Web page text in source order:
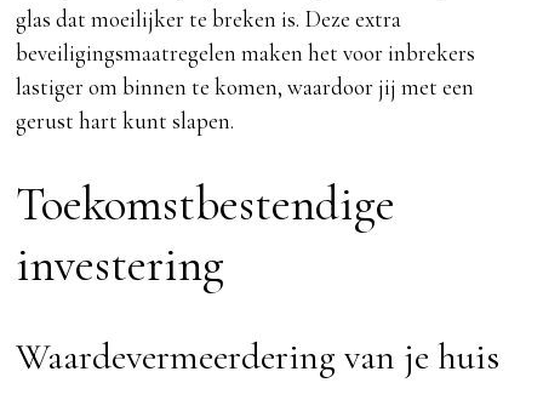
glas dat moeilijker te breken is. Deze extra
beveiligingsmaatregelen maken het voor inbrekers
lastiger om binnen te komen, waardoor jij met een
gerust hart kunt slapen.
Toekomstbestendige
investering
Waardevermeerdering van je huis